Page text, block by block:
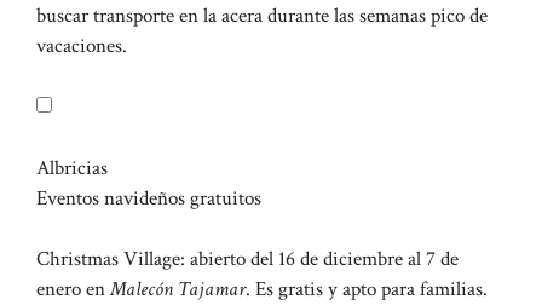
buscar transporte en la acera durante las semanas pico de
vacaciones.
Albricias
Eventos navideños gratuitos
Christmas Village: abierto del 16 de diciembre al 7 de
enero enMalecón Tajamar. Es gratis y apto para familias.